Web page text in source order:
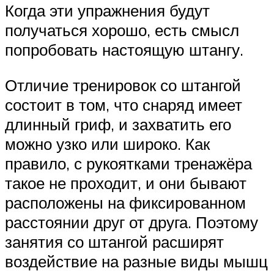
Когда эти упражнения будут
получаться хорошо, есть смысл
попробовать настоящую штангу.
Отличие тренировок со штангой
состоит в том, что снаряд имеет
длинный гриф, и захватить его
можно узко или широко. Как
правило, с рукоятками тренажёра
такое не проходит, и они бывают
расположены на фиксированном
расстоянии друг от друга. Поэтому
занятия со штангой расширят
воздействие на разные виды мышц